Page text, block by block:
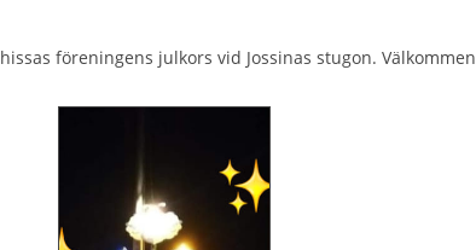
hissas föreningens julkors vid Jossinas stugon. Välkommen